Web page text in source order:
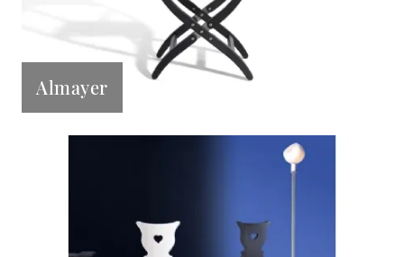
Almayer